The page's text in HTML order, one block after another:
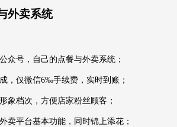
外卖系统
众号，自己的点餐与外卖系统；
，仅微信6‰手续费，实时到账；
象档次，方便店家粉丝顾客；
卖平台基本功能，同时锦上添花；